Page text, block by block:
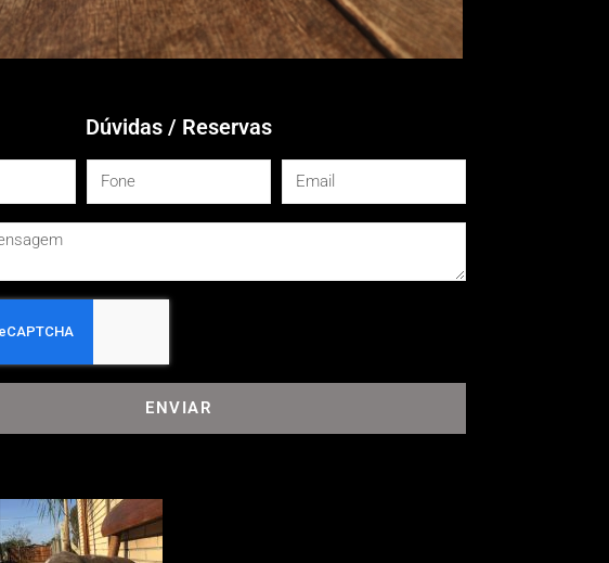
Dúvidas / Reservas
ENVIAR